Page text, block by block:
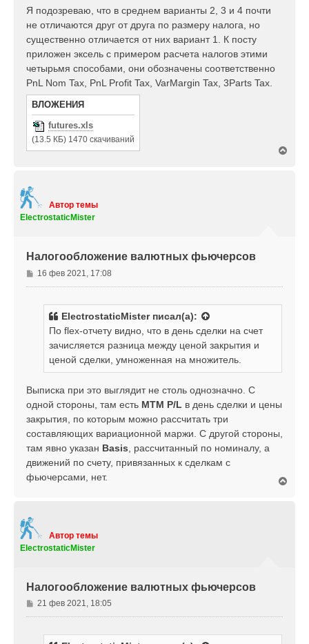
Я подозреваю, что в среднем варианты 2, 3 и 4 почти
не отличаются друг от друга по размеру налога, но
существенно отличается от них вариант 1. К посту
приложен эксель с примером расчета налогов этими
четырьмя способами, они обозначены соответственно
PnL Nom Tax, PnL Profit Tax, VarMargin Tax, 3Parts Tax.
ВЛОЖЕНИЯ
futures.xls
(13.5 КБ) 1470 скачиваний
Автор темы
ElectrostaticMister
Налогообложение валютных фьючерсов
С
о
16 фев 2021, 17:08
ElectrostaticMisterписал(а):
По flex-отчету видно, что в день сделки на счет
зачисляется разница между ценой закрытия и
ценой сделки, умноженная на множитель.
Выписка при это выглядит не столь однозначно. С
одной стороны, там есть MTM P/L в день сделки и цены
закрытия, по которым можно рассчитать три
составляющих вариационной маржи. С другой стороны,
там явно указан Basis , рассчитанный по номиналу, а
движений по счету, привязанных к сделкам с
фьючерсами, нет.
Автор темы
ElectrostaticMister
Налогообложение валютных фьючерсов
С
о
21 фев 2021, 18:05